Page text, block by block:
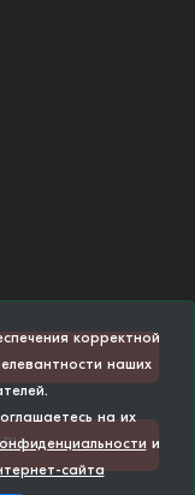
корректной
наших
на их
и
сайта